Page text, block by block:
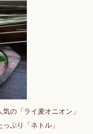
の「ライ麦オニオン」
ぷり「ネトル」